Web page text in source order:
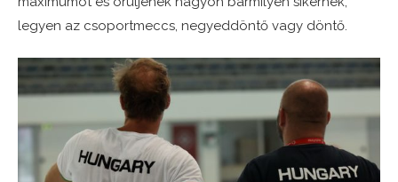
legyen az csoportmeccs, negyeddöntő vagy döntő.